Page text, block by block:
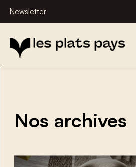
Newsletter
Nos archives